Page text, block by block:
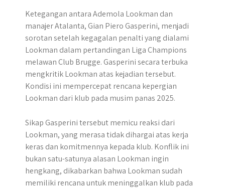
Ketegangan antara Ademola Lookman dan
manajer Atalanta, Gian Piero Gasperini, menjadi
sorotan setelah kegagalan penalti yang dialami
Lookman dalam pertandingan Liga Champions
melawan Club Brugge. Gasperini secara terbuka
mengkritik Lookman atas kejadian tersebut.
Kondisi ini mempercepat rencana kepergian
Lookman dari klub pada musim panas 2025.
Sikap Gasperini tersebut memicu reaksi dari
Lookman, yang merasa tidak dihargai atas kerja
keras dan komitmennya kepada klub. Konflik ini
bukan satu-satunya alasan Lookman ingin
hengkang, dikabarkan bahwa Lookman sudah
memiliki rencana untuk meninggalkan klub pada